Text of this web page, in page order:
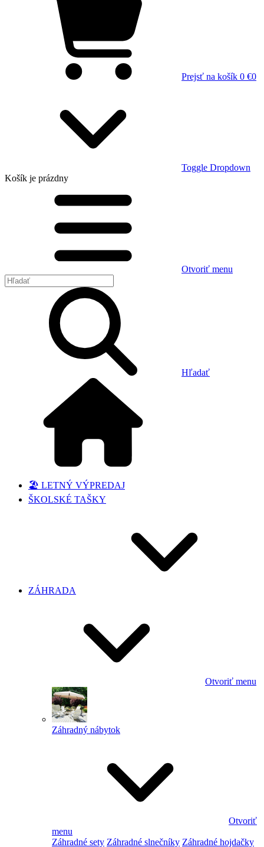
Prejsť na košík 0 €0
Toggle Dropdown
Košík je prázdny
Otvoriť menu
Hľadať
🏖️ LETNÝ VÝPREDAJ
ŠKOLSKÉ TAŠKY
ZÁHRADA
Otvoriť menu
Záhradný nábytok
Otvoriť
menu
Záhradné sety Záhradné slnečníky Záhradné hojdačky